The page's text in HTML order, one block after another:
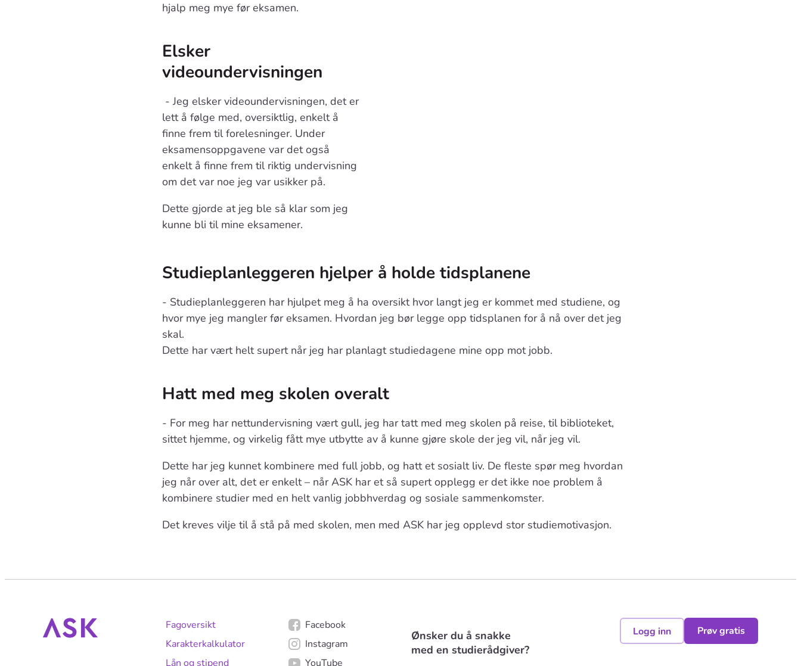
hjalp meg mye før eksamen.
Elsker
videoundervisningen
- Jeg elsker videoundervisningen, det er
lett å følge med, oversiktlig, enkelt å
finne frem til forelesninger. Under
eksamensoppgavene var det også
enkelt å finne frem til riktig undervisning
om det var noe jeg var usikker på.
Dette gjorde at jeg ble så klar som jeg
kunne bli til mine eksamener.
Studieplanleggeren hjelper å holde tidsplanene
- Studieplanleggeren har hjulpet meg å ha oversikt hvor langt jeg er kommet med studiene, og
hvor mye jeg mangler før eksamen. Hvordan jeg bør legge opp tidsplanen for å nå over det jeg
skal.
Dette har vært helt supert når jeg har planlagt studiedagene mine opp mot jobb.
Hatt med meg skolen overalt
- For meg har nettundervisning vært gull, jeg har tatt med meg skolen på reise, til biblioteket,
sittet hjemme, og virkelig fått mye utbytte av å kunne gjøre skole der jeg vil, når jeg vil.
Dette har jeg kunnet kombinere med full jobb, og hatt et sosialt liv. De fleste spør meg hvordan
jeg når over alt, det er enkelt – når ASK har et så supert opplegg er det ikke noe problem å
kombinere studier med en helt vanlig jobbhverdag og sosiale sammenkomster.
Det kreves vilje til å stå på med skolen, men med ASK har jeg opplevd stor studiemotivasjon.
Fagoversikt
Karakterkalkulator
Lån og stipend
Facebook
Instagram
YouTube
Ønsker du å snakke
med en studierådgiver?
Logg inn Prøv gratis